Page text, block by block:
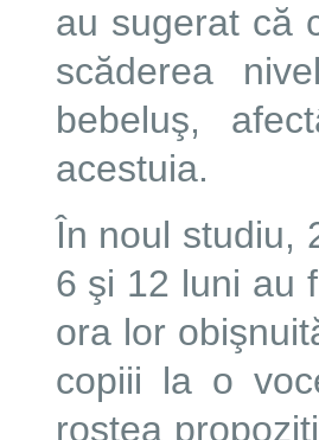
au sugerat că
scăderea
bebeluş,
acestuia.
În noul studiu,
6 şi 12 luni au
ora lor
copiii la o
rostea